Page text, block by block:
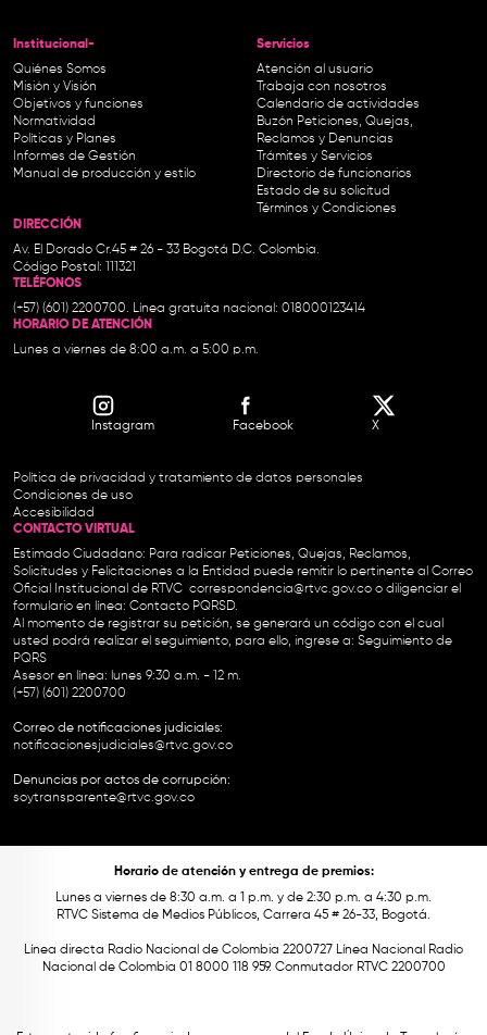
Institucional-
Quiénes Somos
Misión y Visión
Objetivos y funciones
Normatividad
Políticas y Planes
Informes de Gestión
Manual de producción y estilo
Servicios
Atención al usuario
Trabaja con nosotros
Calendario de actividades
Buzón Peticiones, Quejas,
Reclamos y Denuncias
Trámites y Servicios
Directorio de funcionarios
Estado de su solicitud
Términos y Condiciones
DIRECCIÓN
Av. El Dorado Cr.45 # 26 - 33 Bogotá D.C. Colombia.
Código Postal: 111321
TELÉFONOS
(+57) (601) 2200700. Línea gratuita nacional: 018000123414
HORARIO DE ATENCIÓN
Lunes a viernes de 8:00 a.m. a 5:00 p.m.
Instagram Facebook X
Política de privacidad y tratamiento de datos personales
Condiciones de uso
Accesibilidad
CONTACTO VIRTUAL
Estimado Ciudadano: Para radicar Peticiones, Quejas, Reclamos,
Solicitudes y Felicitaciones a la Entidad puede remitir lo pertinente al Correo
Oficial Institucional de RTVC correspondencia@rtvc.gov.co o diligenciar el
formulario en línea: Contacto PQRSD.
Al momento de registrar su petición, se generará un código con el cual
usted podrá realizar el seguimiento, para ello, ingrese a: Seguimiento de
PQRS
Asesor en línea: lunes 9:30 a.m. - 12 m.
(+57) (601) 2200700
Correo de notificaciones judiciales:
notificacionesjudiciales@rtvc.gov.co
Denuncias por actos de corrupción:
soytransparente@rtvc.gov.co
Horario de atención y entrega de premios:
Lunes a viernes de 8:30 a.m. a 1 p.m. y de 2:30 p.m. a 4:30 p.m.
RTVC Sistema de Medios Públicos, Carrera 45 # 26-33, Bogotá.
Línea directa Radio Nacional de Colombia 2200727 Línea Nacional Radio
Nacional de Colombia 01 8000 118 959. Conmutador RTVC 2200700